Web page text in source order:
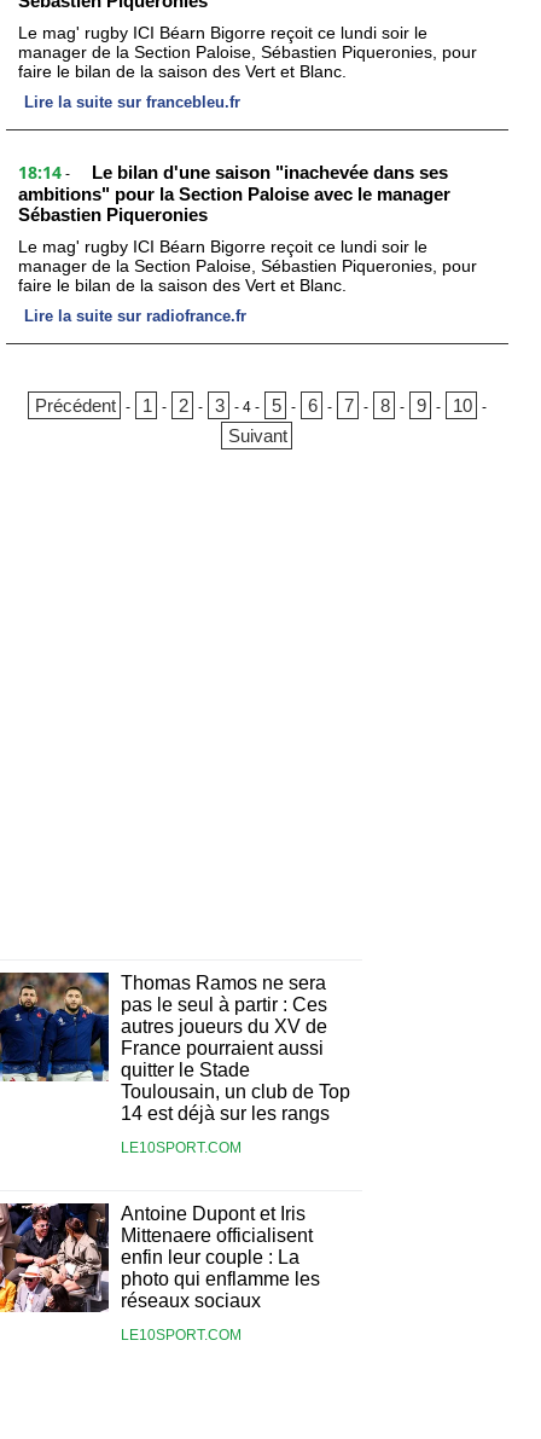
Le mag' rugby ICI Béarn Bigorre reçoit ce lundi soir le
manager de la Section Paloise, Sébastien Piqueronies, pour
faire le bilan de la saison des Vert et Blanc.
Lire la suite sur francebleu.fr
18:14 -
Le bilan d'une saison "inachevée dans ses
ambitions" pour la Section Paloise avec le manager
Sébastien Piqueronies
Le mag' rugby ICI Béarn Bigorre reçoit ce lundi soir le
manager de la Section Paloise, Sébastien Piqueronies, pour
faire le bilan de la saison des Vert et Blanc.
Lire la suite sur radiofrance.fr
Précédent - 1 - 2 - 3 -4 - 5 - 6 - 7 - 8 - 9 - 10 -
Suivant
Thomas Ramos ne sera
pas le seul à partir : Ces
autres joueurs du XV de
France pourraient aussi
quitter le Stade
Toulousain, un club de Top
14 est déjà sur les rangs
LE10SPORT.COM
Antoine Dupont et Iris
Mittenaere officialisent
enfin leur couple : La
photo qui enflamme les
réseaux sociaux
LE10SPORT.COM